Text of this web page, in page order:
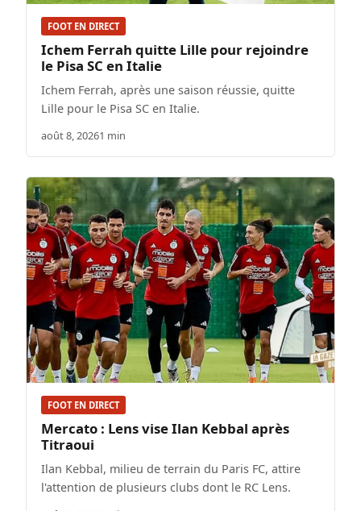
FOOT EN DIRECT
Ichem Ferrah quitte Lille pour rejoindre
le Pisa SC en Italie
Ichem Ferrah, après une saison réussie, quitte
Lille pour le Pisa SC en Italie.
août 8, 20261 min
FOOT EN DIRECT
Mercato : Lens vise Ilan Kebbal après
Titraoui
Ilan Kebbal, milieu de terrain du Paris FC, attire
l'attention de plusieurs clubs dont le RC Lens.